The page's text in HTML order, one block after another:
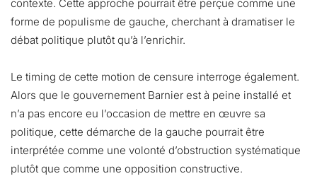
contexte. Cette approche pourrait être perçue comme une
forme de populisme de gauche, cherchant à dramatiser le
débat politique plutôt qu’à l’enrichir.
Le timing de cette motion de censure interroge également.
Alors que le gouvernement Barnier est à peine installé et
n’a pas encore eu l’occasion de mettre en œuvre sa
politique, cette démarche de la gauche pourrait être
interprétée comme une volonté d’obstruction systématique
plutôt que comme une opposition constructive.